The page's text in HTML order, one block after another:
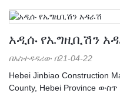
አዲሱ የኤግዚቢሽን
በአስተዳዳሪው በ21-04-22
Hebei Jinbiao Construction
County, Hebei Province